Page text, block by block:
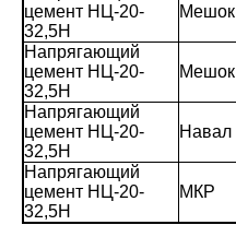
цемент НЦ-20-
32,5Н
Мешок
Напрягающий
цемент НЦ-20-
32,5Н
Мешок
Напрягающий
цемент НЦ-20-
32,5Н
Навал
Напрягающий
цемент НЦ-20-
32,5Н
МКР